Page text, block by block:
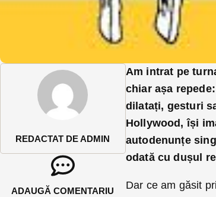
REDACTAT DE ADMIN
ADAUGĂ COMENTARIU
Am intrat pe
chiar așa
dilatați, gesturi
Hollywood, își
autodenunțe
odată cu dușul
Dar ce am găsit